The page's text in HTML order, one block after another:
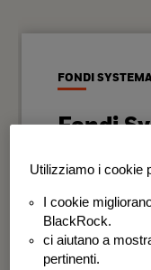
FONDI
Fondi
Strategie
disciplinato e
BSF
Utilizziamo i cookie
I cookie
BlackRock.
ci aiutano a
pertinenti.